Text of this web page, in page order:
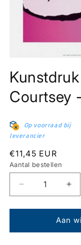
openen
in
modaal
Courtsey
Op voorraad bij
leverancier
Normale
prijs
€11,45 EUR
Aantal bestellen
Aantal
verlagen
voor
Kunstdruk
Jean
Aan